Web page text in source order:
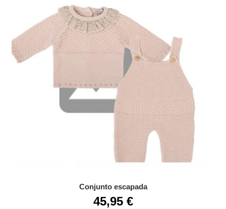
Conjunto escapada
45,95 €